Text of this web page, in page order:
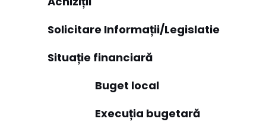
Solicitare Informații/Legislatie
Situație financiară
Buget local
Execuția bugetară